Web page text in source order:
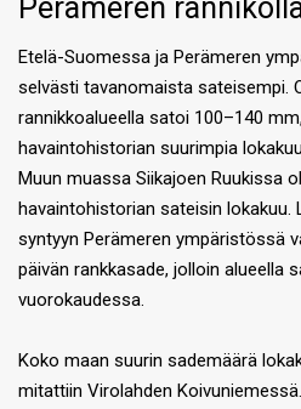
Perämeren
Etelä-Suomessa ja Perämeren
selvästi tavanomaista sateisempi.
rannikkoalueella satoi 100–140
havaintohistorian suurimpia
Muun muassa Siikajoen Ruukissa
havaintohistorian sateisin lokakuu.
syntyyn Perämeren ympäristössä
päivän rankkasade, jolloin alueella
vuorokaudessa.
Koko maan suurin sademäärä
mitattiin Virolahden